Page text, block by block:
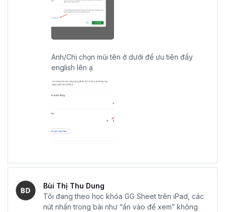
Anh/Chị chọn mũi tên ở dưới để ưu tiên đẩy
english lên ạ
Bùi Thị Thu Dung
Tôi đang theo học khóa GG Sheet trên iPad, các
nút nhấn trong bài như “ấn vào để xem” không